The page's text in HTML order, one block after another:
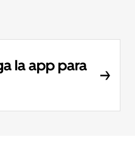
la app para